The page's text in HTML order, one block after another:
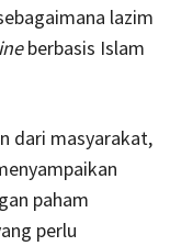
lazim
berbasis Islam
dari masyarakat,
paham
perlu